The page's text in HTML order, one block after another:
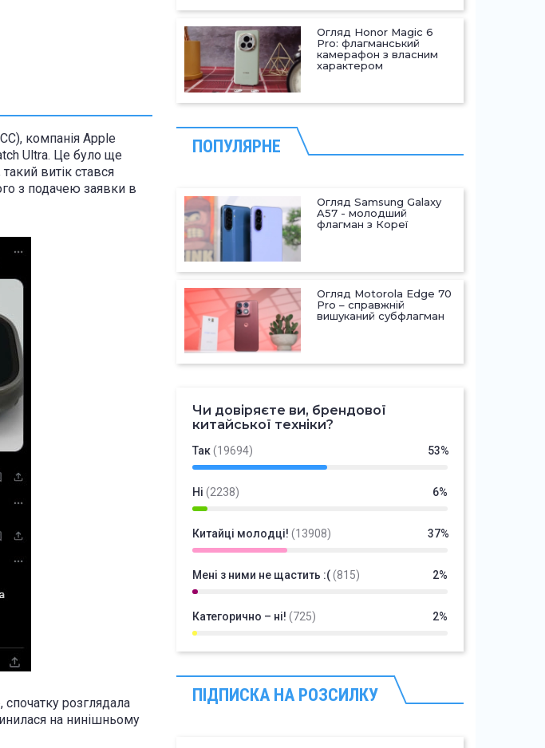
компанія Apple
Ultra. Це було ще
витік стався
з подачею заявки в
розглядала
на нинішньому
Огляд Honor Magic 6
Pro: флагманський
камерафон з власним
характером
ПОПУЛЯРНЕ
Огляд Samsung Galaxy
A57 - молодший
флагман з Кореї
Огляд Motorola Edge 70
Pro – справжній
вишуканий субфлагман
Чи довіряєте ви, брендової
китайської техніки?
Так(19694) 53%
Ні (2238) 6%
Китайці молодці! (13908) 37%
Мені з ними не щастить :((815) 2%
Категорично – ні! (725) 2%
ПІДПИСКА НА РОЗСИЛКУ